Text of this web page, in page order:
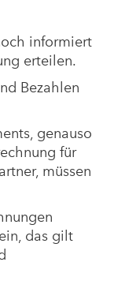
informiert
erteilen.
Bezahlen
genauso
für
müssen
das gilt